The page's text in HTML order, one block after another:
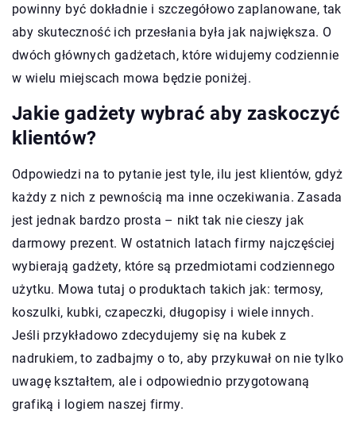
powinny być dokładnie i szczegółowo zaplanowane, tak
aby skuteczność ich przesłania była jak największa. O
dwóch głównych gadżetach, które widujemy codziennie
w wielu miejscach mowa będzie poniżej.
Jakie gadżety wybrać aby zaskoczyć
klientów?
Odpowiedzi na to pytanie jest tyle, ilu jest klientów, gdyż
każdy z nich z pewnością ma inne oczekiwania. Zasada
jest jednak bardzo prosta – nikt tak nie cieszy jak
darmowy prezent. W ostatnich latach firmy najczęściej
wybierają gadżety, które są przedmiotami codziennego
użytku. Mowa tutaj o produktach takich jak: termosy,
koszulki, kubki, czapeczki, długopisy i wiele innych.
Jeśli przykładowo zdecydujemy się na kubek z
nadrukiem, to zadbajmy o to, aby przykuwał on nie tylko
uwagę kształtem, ale i odpowiednio przygotowaną
grafiką i logiem naszej firmy.